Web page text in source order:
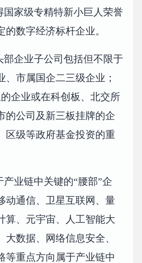
国家级专精特新小巨人荣誉
的数字经济标杆企业。
部企业子公司包括但不限于
、市属国企二三级企业；
企业或在科创板、北交所
的公司及新三板挂牌的企
区级等政府基金投资的重
产业链中关键的“腰部”企
动通信、卫星互联网、量
算、元宇宙、人工智能大
大数据、网络信息安全、
等重点方向属于产业链中